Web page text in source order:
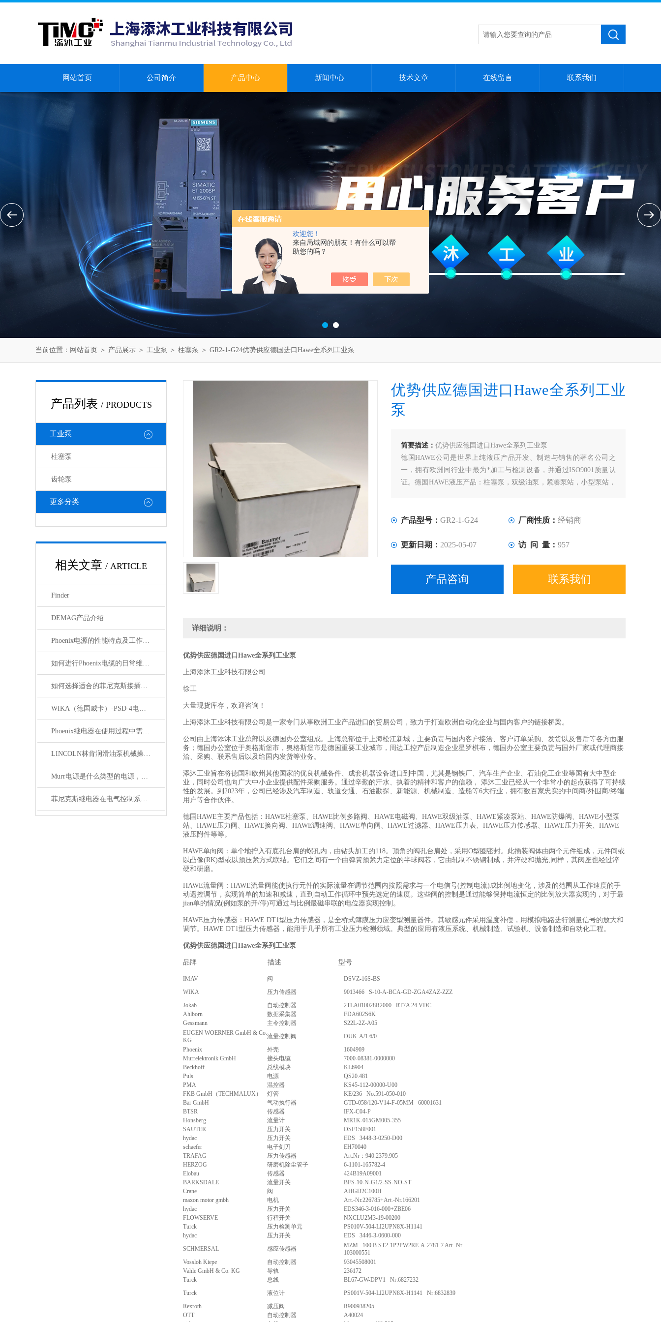
欢迎您！
来自局域网的朋友！有什么可以帮
助您的吗？
网站首页 公司简介 产品中心 新闻中心 技术文章 在线留言 联系我们
当前位置： 网站首页 ＞ 产品展示 ＞ 工业泵 ＞ 柱塞泵 ＞ GR2-1-G24优势供应德国进口Hawe全系列工业泵
产品列表 / PRODUCTS
工业泵
柱塞泵
齿轮泵
更多分类
相关文章 / ARTICLE
Finder
DEMAG产品介绍
Phoenix电源的性能特点及工作温度分析
如何进行Phoenix电缆的日常维护和保养？
如何选择适合的菲尼克斯接插件？
WIKA（德国威卡）-PSD-4电子压力开关
Phoenix继电器在使用过程中需要注意哪些事项？
LINCOLN林肯润滑油泵机械操作原理
Murr电源是什么类型的电源，主要用于哪些领域？
菲尼克斯继电器在电气控制系统中的应用
优势供应德国进口Hawe全系列工业
泵
简要描述： 优势供应德国进口Hawe全系列工业泵
德国HAWE公司是世界上纯液压产品开发、制造与销售的著名公司之
一，拥有欧洲同行业中最为*加工与检测设备，并通过ISO9001质量认
证。德国HAWE液压产品：柱塞泵，双级油泵，紧凑泵站，小型泵站，
产品型号： GR2-1-G24 厂商性质： 经销商
更新日期： 2025-05-07 访 问 量： 957
产品咨询 联系我们
详细说明：
优势供应德国进口Hawe全系列工业泵
上海添沐工业科技有限公司
徐工
大量现货库存，欢迎咨询！
上海添沐工业科技有限公司是一家专门从事欧洲工业产品进口的贸易公司，致力于打造欧洲自动化企业与国内客户的链接桥梁。
公司由上海添沐工业总部以及德国办公室组成。上海总部位于上海松江新城，主要负责与国内客户接洽、客户订单采购、发货以及售后等各方面服
务；德国办公室位于奥格斯堡市，奥格斯堡市是德国重要工业城市，周边工控产品制造企业星罗棋布，德国办公室主要负责与国外厂家或代理商接
洽、采购、联系售后以及给国内发货等业务。
添沐工业旨在将德国和欧州其他国家的优良机械备件、成套机器设备进口到中国，尤其是钢铁厂、汽车生产企业、石油化工企业等国有大中型企
业，同时公司也向广大中小企业提供配件采购服务。通过辛勤的汗水、执着的精神和客户的信赖， 添沐工业已经从一个非常小的起点获得了可持续
性的发展。到2023年，公司已经涉及汽车制造、轨道交通、石油勘探、新能源、机械制造、造船等6大行业，拥有数百家忠实的中间商/外围商/终端
用户等合作伙伴。
德国HAWE主要产品包括：HAWE柱塞泵、HAWE比例多路阀、HAWE电磁阀、HAWE双级油泵、HAWE紧凑泵站、HAWE防爆阀、HAWE小型泵
站、HAWE压力阀、HAWE换向阀、HAWE调速阀、HAWE单向阀、HAWE过滤器、HAWE压力表、HAWE压力传感器、HAWE压力开关、HAWE
液压附件等等。
HAWE单向阀：单个地拧入有底孔台肩的螺孔内，由钻头加工的118。顶角的阀孔台肩处，采用O型圈密封。此插装阀体由两个元件组成，元件间或
以凸像(RK)型或以预压紧方式联结。它们之间有一个由弹簧预紧力定位的半球阀芯，它由轧制不锈钢制成，并淬硬和抛光;同样，其阀座也经过淬
硬和研磨。
HAWE流量阀：HAWE流量阀能使执行元件的实际流量在调节范围内按照需求与一个电信号(控制电流)成比例地变化，涉及的范围从工作速度的手
动遥控调节，实现简单的加速和减速，直到自动工作循环中预先选定的速度。这些阀的控制是通过能够保持电流恒定的比例放大器实现的，对于最
jian单的情况(例如泵的开/停)可通过与比例最磁串联的电位器实现控制。
HAWE压力传感器：HAWE DT1型压力传感器，是全桥式簿膜压力应变型测量器件。其敏感元件采用温度补偿，用模拟电路进行测量信号的放大和
调节。HAWE DT1型压力传感器，能用于几乎所有工业压力检测领域。典型的应用有液压系统、机械制造、试验机、设备制造和自动化工程。
优势供应德国进口Hawe全系列工业泵
品牌 描述 型号
IMAV 阀
DSVZ-16S-BS
WIKA
压力传感器
9013466 S-10-A-BCA-GD-ZGA4ZAZ-ZZZ
Jokab
自动控制器
2TLA010028R2000 RT7A 24 VDC
Ahlborn
数据采集器
FDA602S6K
Gessmann
主令控制器
S22L-2Z-A05
EUGEN WOERNER GmbH & Co.
KG
流量控制阀
DUK-A/1.6/0
Phoenix
外壳
1604969
Murrelektronik GmbH
接头电缆
7000-08381-0000000
Beckhoff
总线模块
KL6904
Puls
电源
QS20.481
PMA
温控器
KS45-112-00000-U00
FKB GmbH（TECHMALUX）
灯管
KE/236 No.591-050-010
Bar GmbH
气动执行器
GTD-058/120-V14-F-05MM 60001631
BTSR
传感器
IFX-C04-P
Honsberg
流量计
MR1K-015GM005-355
SAUTER
压力开关
DSF158F001
hydac
压力开关
EDS 3448-3-0250-D00
schaefer
电子刻刀
EH70040
TRAFAG
压力传感器
Art.Nr：940.2379.905
HERZOG
研磨机除尘管子
6-1101-165782-4
Elobau
传感器
424B19A09001
BARKSDALE
流量开关
BFS-10-N-G1/2-SS-NO-ST
Crane
阀
AHGD2C100H
maxon motor gmbh
电机
Art.-Nr.226785+Art.-Nr.166201
hydac
压力开关
EDS346-3-016-000+ZBE06
FLOWSERVE
行程开关
NXCLU2M3-19-00200
Turck
压力检测单元
PS010V-504-LI2UPN8X-H1141
hydac
压力开关
EDS 3446-3-0600-000
SCHMERSAL
感应传感器
MZM 100 B ST2-1P2PW2RE-A-2781-7 Art.-Nr.
103000551
Vossloh Kiepe
自动控制器
93045508001
Vahle GmbH & Co. KG
导轨
236172
Turck
总线
BL67-GW-DPV1 Nr:6827232
Turck
液位计
PS001V-504-LI2UPN8X-H1141 Nr:6832839
Rexroth
减压阀
R900938205
OTT
自动控制器
A40024